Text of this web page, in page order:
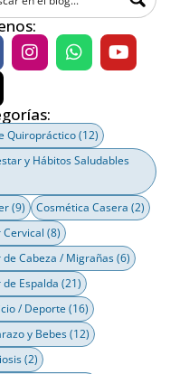
Quiropráctico(12)
y Hábitos Saludables
(9) Cosmética Casera (2)
Cervical (8)
de Cabeza / Migrañas(6)
de Espalda (21)
/ Deporte (16)
y Bebes(12)
(2)